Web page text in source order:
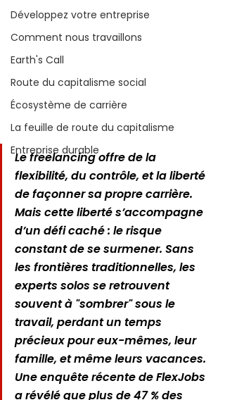
Développez votre entreprise
Comment nous travaillons
Earth's Call
Route du capitalisme social
Écosystème de carrière
La feuille de route du capitalisme
Entreprise durable
Le freelancing offre de la
flexibilité, du contrôle, et la liberté
de façonner sa propre carrière.
Mais cette liberté s’accompagne
d’un défi caché : le risque
constant de se surmener. Sans
les frontières traditionnelles, les
experts solos se retrouvent
souvent à "sombrer" sous le
travail, perdant un temps
précieux pour eux-mêmes, leur
famille, et même leurs vacances.
Une enquête récente de FlexJobs
a révélé que plus de 47 % des